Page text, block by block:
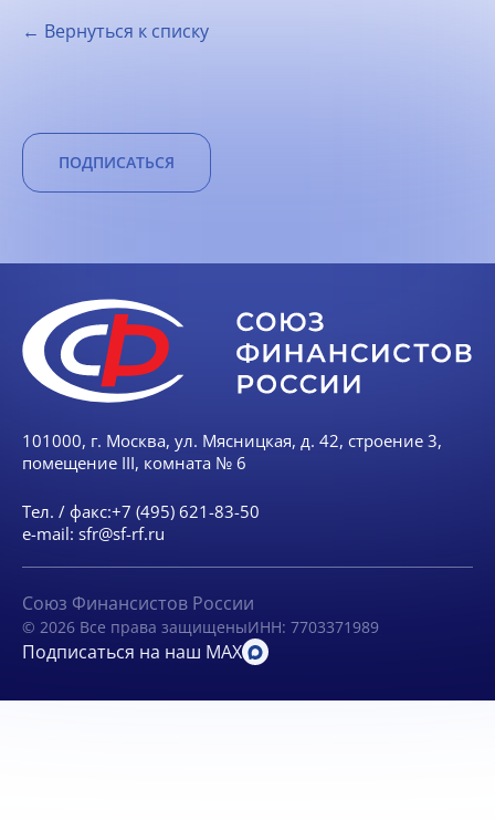
← Вернуться к списку
ПОДПИСАТЬСЯ
101000, г. Москва, ул. Мясницкая, д. 42, строение 3,
помещение III, комната № 6
Тел. / факс:+7 (495) 621-83-50
e-mail: sfr@sf-rf.ru
Союз Финансистов России
© 2026 Все права защищеныИНН: 7703371989
Подписаться на наш MAX